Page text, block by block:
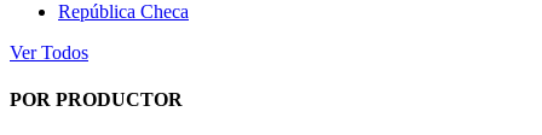
República Checa
Ver Todos
POR PRODUCTOR